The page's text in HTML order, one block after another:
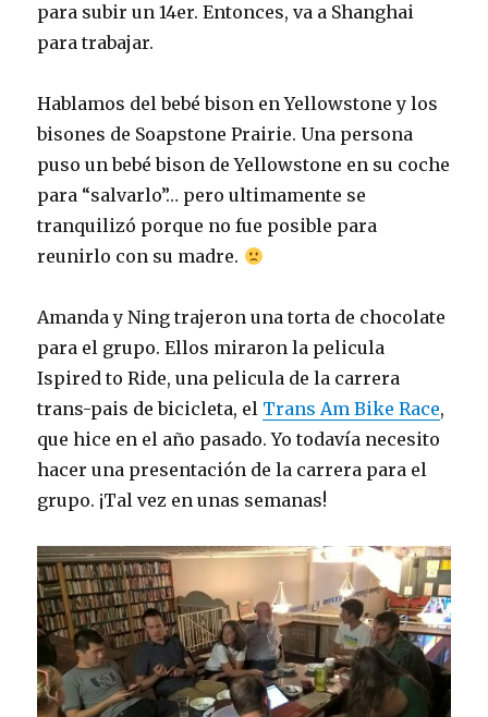
para subir un 14er. Entonces, va a Shanghai
para trabajar.
Hablamos del bebé bison en Yellowstone y los
bisones de Soapstone Prairie. Una persona
puso un bebé bison de Yellowstone en su coche
para “salvarlo”… pero ultimamente se
tranquilizó porque no fue posible para
reunirlo con su madre.
Amanda y Ning trajeron una torta de chocolate
para el grupo. Ellos miraron la pelicula
Ispired to Ride, una pelicula de la carrera
trans-pais de bicicleta, el Trans Am Bike Race,
que hice en el año pasado. Yo todavía necesito
hacer una presentación de la carrera para el
grupo. ¡Tal vez en unas semanas!